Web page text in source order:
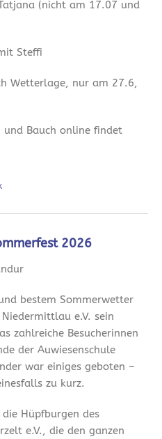
(nicht am 17.07 und
Steffi
Wetterlage, nur am 27.6,
und Bauch online findet
2026
bestem Sommerwetter
e.V. sein
zahlreiche Besucherinnen
der Auwiesenschule
war einiges geboten –
zu kurz.
Hüpfburgen des
e.V., die den ganzen